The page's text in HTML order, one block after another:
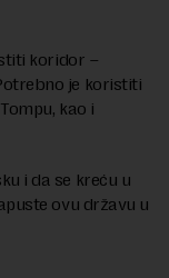
koridor –
je koristiti
kao i
i da se kreću u
ovu državu u